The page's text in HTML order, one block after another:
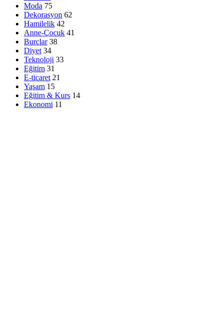
Moda 75
Dekorasyon 62
Hamilelik 42
Anne-Çocuk 41
Burçlar 38
Diyet 34
Teknoloji 33
Eğitim 31
E-ticaret 21
Yaşam 15
Eğitim & Kurs 14
Ekonomi 11